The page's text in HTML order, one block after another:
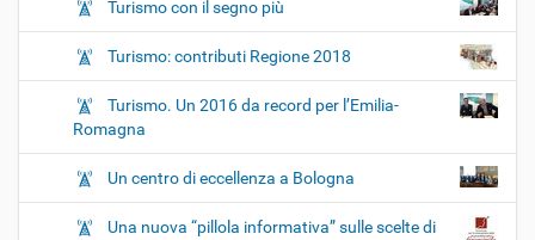
Turismo con il segno più
Turismo: contributi Regione 2018
Turismo. Un 2016 da record per l’Emilia-
Romagna
Un centro di eccellenza a Bologna
Una nuova “pillola informativa” sulle scelte di